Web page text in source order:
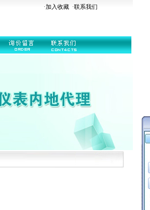
·加入收藏 ·联系我们